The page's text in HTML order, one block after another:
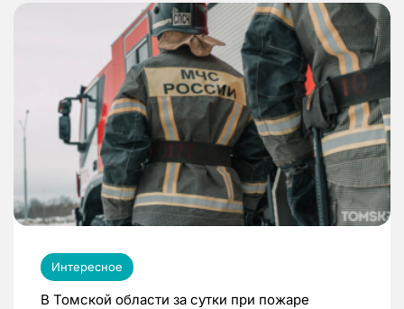
Интересное
В Томской области за сутки при пожаре